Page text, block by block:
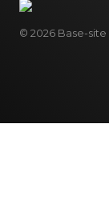
© 2026 Base-site